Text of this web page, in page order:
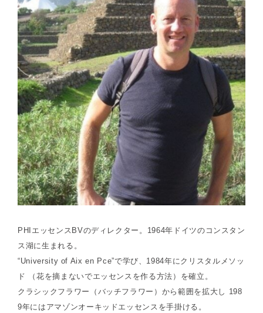
PHIエッセンスBVのディレクター。1964年ドイツのコンスタン
ス湖に生まれる。
“University of Aix en Pce”で学び、1984年にクリスタルメソッ
ド （花を摘まないでエッセンスを作る方法）を確立。
クラシックフラワー（バッチフラワー）から範囲を拡大し 198
9年にはアマゾンオーキッドエッセンスを手掛ける。